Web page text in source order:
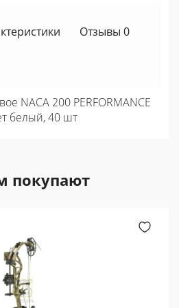
Отзывы 0
NACA 200 PERFORMANCE
белый, 40 шт
покупают